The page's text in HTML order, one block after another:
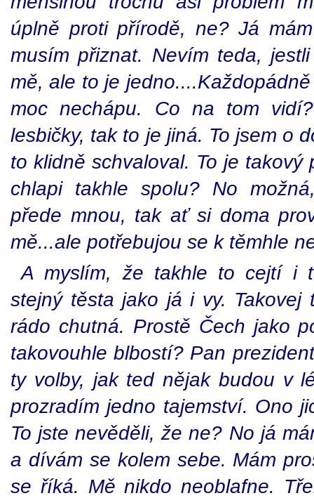
úplně proti přírodě, ne? Já
musím přiznat. Nevím teda,
mě, ale to je
moc nechápu. Co na tom
lesbičky, tak to je jiná. To jsem o
to klidně schvaloval. To je
chlapi takhle spolu? No
přede mnou, tak ať si doma
mě...ale potřebujou se k těmhle
A myslím, že takhle to cejtí i
stejný těsta jako já i vy.
rádo chutná. Prostě Čech jako
takovouhle blbostí? Pan
ty volby, jak ted nějak budou v
prozradím jedno tajemství. Ono
To jste nevěděli, že ne? No já
a dívám se kolem sebe. Mám
se říká. Mě nikdo neoblafne.